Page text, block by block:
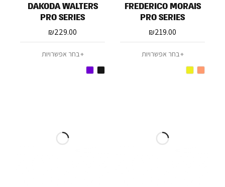
FREDERICO MORAIS
PRO SERIES
₪219.00
בחר אפשרויות
DAKODA WALTERS
PRO SERIES
₪229.00
בחר אפשרויות